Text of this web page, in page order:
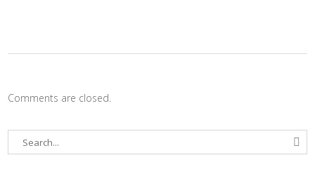
Comments are closed.